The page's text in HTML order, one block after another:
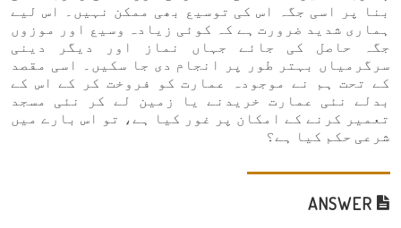
بنا پر اسی جگہ اس کی توسیع بھی ممکن نہیں۔ اس لیے
ہماری شدید ضرورت ہے کہ کوئی زیادہ وسیع اور موزوں
جگہ حاصل کی جائے جہاں نماز اور دیگر دینی
سرگرمیاں بہتر طور پر انجام دی جا سکیں۔ اسی مقصد
کے تحت ہم نے موجودہ عمارت کو فروخت کر کے اس کے
بدلے نئی عمارت خریدنے یا زمین لے کر نئی مسجد
تعمیر کرنے کے امکان پر غور کیا ہے، تو اس بارے میں
شرعی حکم کیا ہے؟